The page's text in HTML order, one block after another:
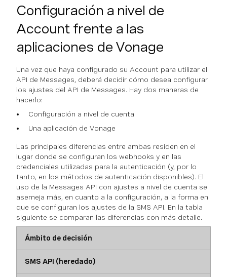
Configuración a nivel de
Account frente a las
aplicaciones de Vonage
Una vez que haya configurado su Account para utilizar el
API de Messages, deberá decidir cómo desea configurar
los ajustes del API de Messages. Hay dos maneras de
hacerlo:
Configuración a nivel de cuenta
Una aplicación de Vonage
Las principales diferencias entre ambas residen en el
lugar donde se configuran los webhooks y en las
credenciales utilizadas para la autenticación (y, por lo
tanto, en los métodos de autenticación disponibles). El
uso de la Messages API con ajustes a nivel de cuenta se
asemeja más, en cuanto a la configuración, a la forma en
que se configuran los ajustes de la SMS API. En la tabla
siguiente se comparan las diferencias con más detalle.
Ámbito de decisión
SMS API (heredado)